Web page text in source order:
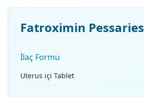
Fatroximin Pessaries
İlaç Formu
Uterus içi Tablet